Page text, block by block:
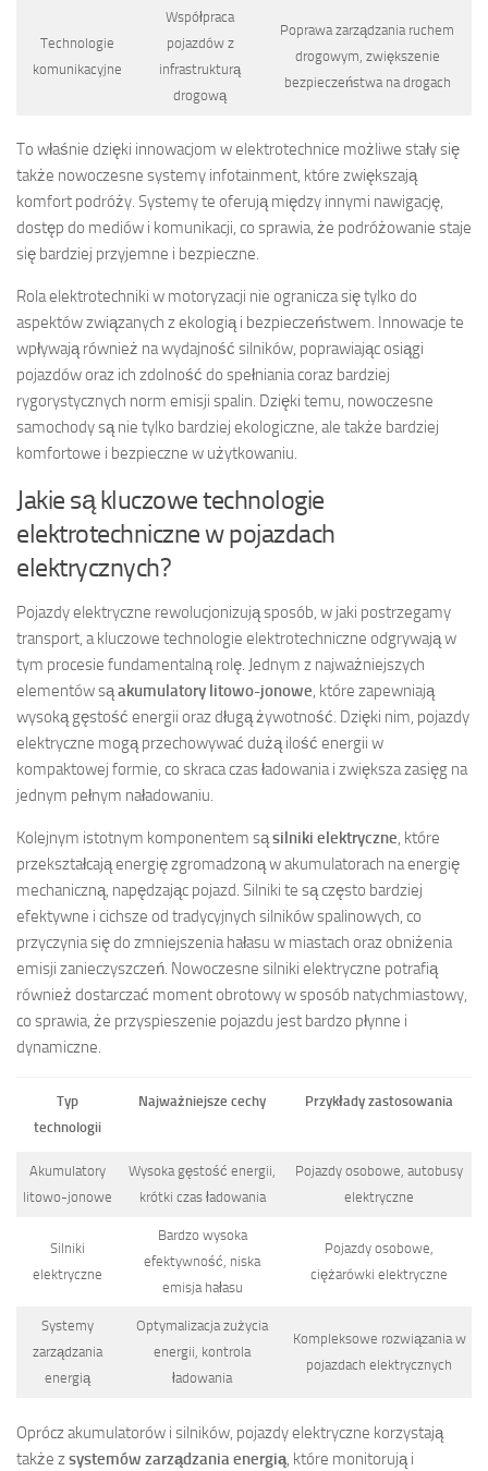
Technologie
komunikacyjne
Współpraca
pojazdów z
infrastrukturą
drogową
Poprawa zarządzania ruchem
drogowym, zwiększenie
bezpieczeństwa na drogach
To właśnie dzięki innowacjom w elektrotechnice możliwe stały się
także nowoczesne systemy infotainment, które zwiększają
komfort podróży. Systemy te oferują między innymi nawigację,
dostęp do mediów i komunikacji, co sprawia, że podróżowanie staje
się bardziej przyjemne i bezpieczne.
Rola elektrotechniki w motoryzacji nie ogranicza się tylko do
aspektów związanych z ekologią i bezpieczeństwem. Innowacje te
wpływają również na wydajność silników, poprawiając osiągi
pojazdów oraz ich zdolność do spełniania coraz bardziej
rygorystycznych norm emisji spalin. Dzięki temu, nowoczesne
samochody są nie tylko bardziej ekologiczne, ale także bardziej
komfortowe i bezpieczne w użytkowaniu.
Jakie są kluczowe technologie
elektrotechniczne w pojazdach
elektrycznych?
Pojazdy elektryczne rewolucjonizują sposób, w jaki postrzegamy
transport, a kluczowe technologie elektrotechniczne odgrywają w
tym procesie fundamentalną rolę. Jednym z najważniejszych
elementów sąakumulatory litowo-jonowe, które zapewniają
wysoką gęstość energii oraz długą żywotność. Dzięki nim, pojazdy
elektryczne mogą przechowywać dużą ilość energii w
kompaktowej formie, co skraca czas ładowania i zwiększa zasięg na
jednym pełnym naładowaniu.
Kolejnym istotnym komponentem sąsilniki elektryczne, które
przekształcają energię zgromadzoną w akumulatorach na energię
mechaniczną, napędzając pojazd. Silniki te są często bardziej
efektywne i cichsze od tradycyjnych silników spalinowych, co
przyczynia się do zmniejszenia hałasu w miastach oraz obniżenia
emisji zanieczyszczeń. Nowoczesne silniki elektryczne potrafią
również dostarczać moment obrotowy w sposób natychmiastowy,
co sprawia, że przyspieszenie pojazdu jest bardzo płynne i
dynamiczne.
Typ
technologii
Najważniejsze cechy Przykłady zastosowania
Akumulatory
litowo-jonowe
Wysoka gęstość energii,
krótki czas ładowania
Pojazdy osobowe, autobusy
elektryczne
Silniki
elektryczne
Bardzo wysoka
efektywność, niska
emisja hałasu
Pojazdy osobowe,
ciężarówki elektryczne
Systemy
zarządzania
energią
Optymalizacja zużycia
energii, kontrola
ładowania
Kompleksowe rozwiązania w
pojazdach elektrycznych
Oprócz akumulatorów i silników, pojazdy elektryczne korzystają
także zsystemów zarządzania energią, które monitorują i